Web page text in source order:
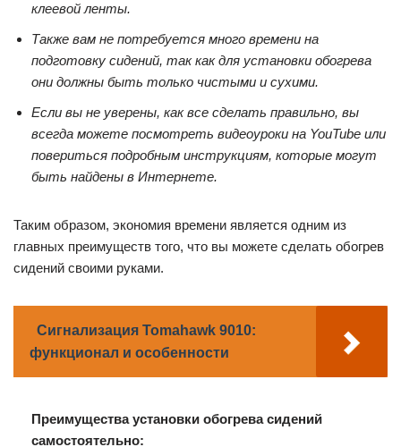
клеевой ленты.
Также вам не потребуется много времени на
подготовку сидений, так как для установки обогрева
они должны быть только чистыми и сухими.
Если вы не уверены, как все сделать правильно, вы
всегда можете посмотреть видеоуроки на YouTube или
повериться подробным инструкциям, которые могут
быть найдены в Интернете.
Таким образом, экономия времени является одним из
главных преимуществ того, что вы можете сделать обогрев
сидений своими руками.
Сигнализация Tomahawk 9010:
функционал и особенности
Преимущества установки обогрева сидений
самостоятельно: